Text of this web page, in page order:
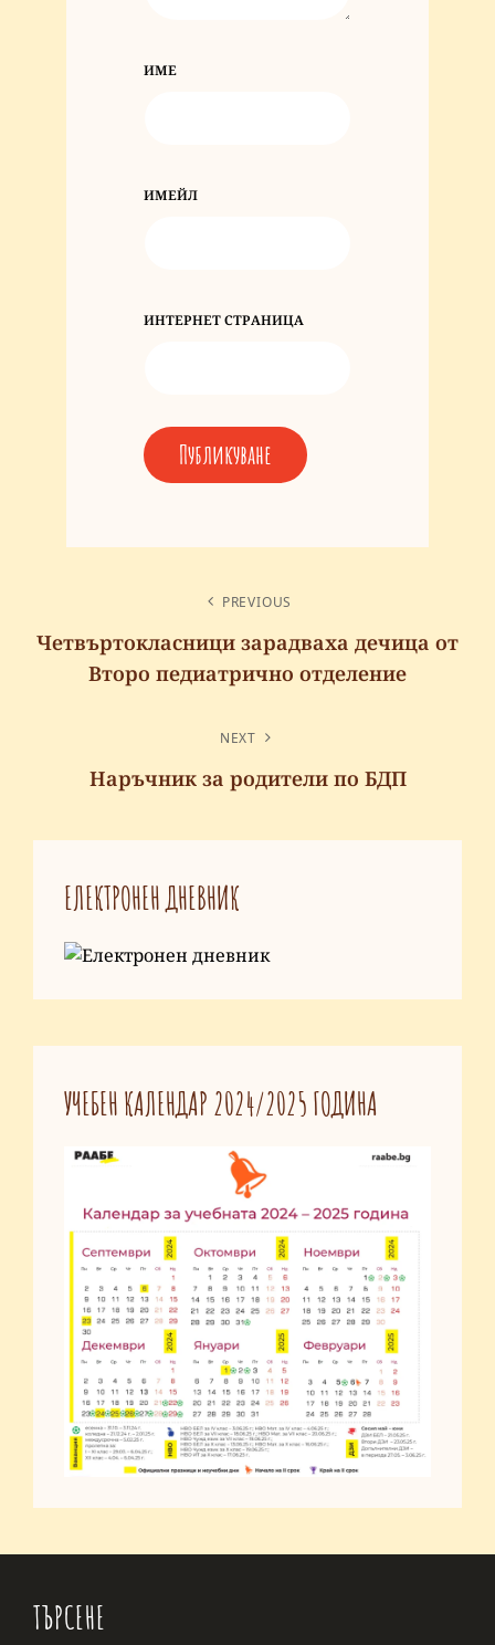
ИМЕ
ИМЕЙЛ
ИНТЕРНЕТ СТРАНИЦА
PREVIOUS
Четвъртокласници зарадваха дечица от
Второ педиатрично отделение
NEXT
Наръчник за родители по БДП
ЕЛЕКТРОНЕН ДНЕВНИК
УЧЕБЕН КАЛЕНДАР 2024/2025 ГОДИНА
ТЪРСЕНЕ